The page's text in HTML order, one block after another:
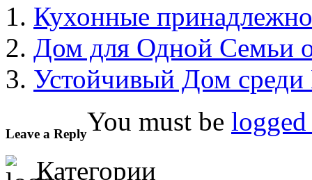
Кухонные
Дом для Одной Семьи
Устойчивый Дом
Leave a ReplyYou must be
Категории